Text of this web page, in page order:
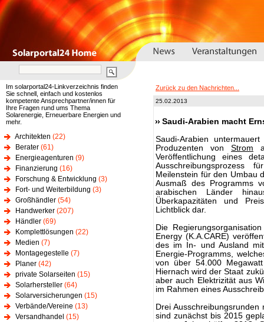
Im solarportal24-Linkverzeichnis finden
Sie schnell, einfach und kostenlos
kompetente Ansprechpartner/innen für
Ihre Fragen rund ums Thema
Solarenergie, Erneuerbare Energien und
mehr.
Architekten (22)
Berater (61)
Energieagenturen (9)
Finanzierung (16)
Forschung & Entwicklung (3)
Fort- und Weiterbildung (3)
Großhändler (54)
Handwerker (207)
Händler (69)
Komplettlösungen (22)
Medien (7)
Montagegestelle (7)
Planer (42)
private Solarseiten (15)
Solarhersteller (64)
Solarversicherungen (15)
Verbände/Vereine (13)
Versandhandel (15)
Zurück zu den Nachrichten...
25.02.2013
Saudi-Arabien macht
Saudi-Arabien
Produzenten von Strom
Veröffentlichung eines
Ausschreibungsprozess
Meilenstein für den Umbau
Ausmaß des Programms
arabischen Länder
Überkapazitäten und
Lichtblick dar.
Die
Energy (K.A.CARE)
des im In- und Ausland
Energie-Programms,
von über 54.000
Hiernach wird der Staat
aber auch Elektrizität aus
im Rahmen eines
Drei
sind zunächst bis 2015